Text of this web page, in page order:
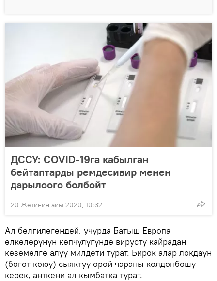
ДССУ: COVID-19га кабылган
бейтаптарды ремдесивир менен
дарылоого болбойт
20 Жетинин айы 2020, 10:32
Ал белгилегендей, учурда Батыш Европа
өлкөлөрүнүн көпчүлүгүндө вирусту кайрадан
көзөмөлгө алуу милдети турат. Бирок алар локдаун
(бөгөт коюу) сыяктуу орой чараны колдонбошу
керек, анткени ал кымбатка турат.